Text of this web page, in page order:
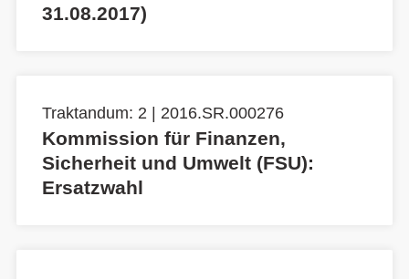
31.08.2017)
Traktandum: 2 | 2016.SR.000276
Kommission für Finanzen,
Sicherheit und Umwelt (FSU):
Ersatzwahl